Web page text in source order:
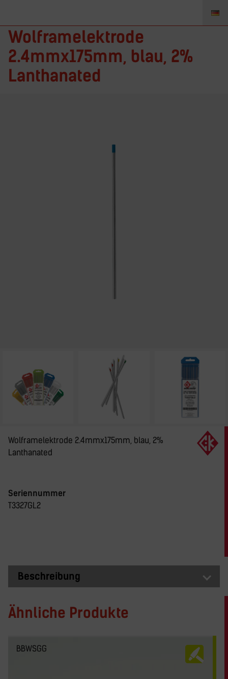
Wolframelektrode
2.4mmx175mm, blau, 2%
Lanthanated
Wolframelektrode 2.4mmx175mm, blau, 2%
Lanthanated
Seriennummer
T3327GL2
Beschreibung
Ähnliche Produkte
BBWSGG